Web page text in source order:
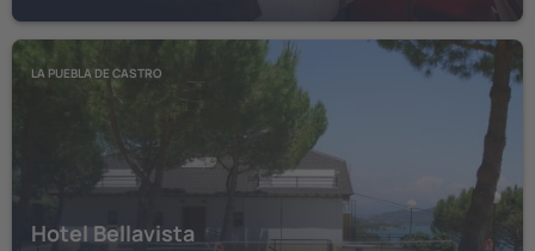
LA PUEBLA DE CASTRO
Hotel Bellavista